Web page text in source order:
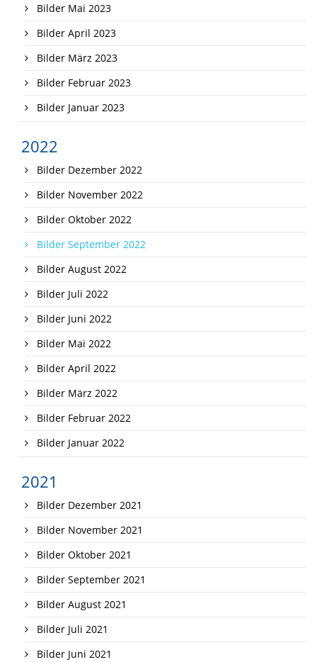
Bilder Mai 2023
Bilder April 2023
Bilder März 2023
Bilder Februar 2023
Bilder Januar 2023
2022
Bilder Dezember 2022
Bilder November 2022
Bilder Oktober 2022
Bilder September 2022
Bilder August 2022
Bilder Juli 2022
Bilder Juni 2022
Bilder Mai 2022
Bilder April 2022
Bilder März 2022
Bilder Februar 2022
Bilder Januar 2022
2021
Bilder Dezember 2021
Bilder November 2021
Bilder Oktober 2021
Bilder September 2021
Bilder August 2021
Bilder Juli 2021
Bilder Juni 2021